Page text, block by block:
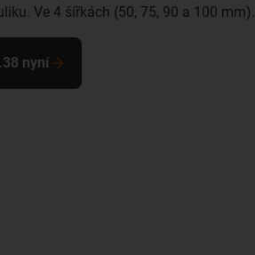
Ve 4 šířkách (50, 75, 90 a 100 mm).
nyní